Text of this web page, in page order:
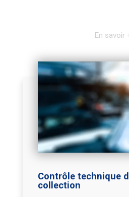
En savoir
Contrôle technique
collection